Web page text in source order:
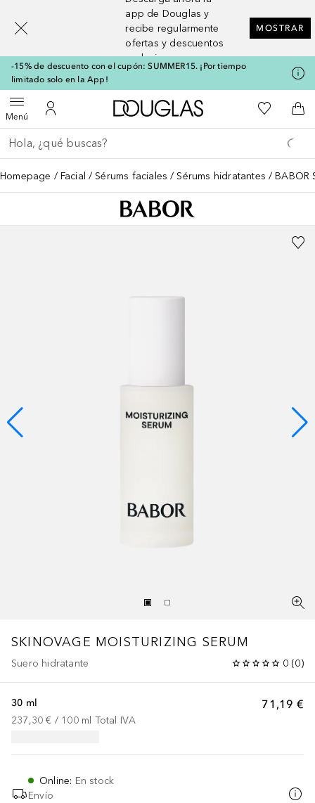
app de Douglas y
recibe regularmente
ofertas y descuentos
exclusivos
MOSTRAR
-15% de descuento con el cupón: SUMMER15. ¡Por tiempo
limitado solo en la App!
MenúAbrir menúMi cuenta
A Douglas HomeMi lista de
A
Regresar
Ejecutar búsqueda
Homepage Facial Sérums faciales Sérums hidratantes BABOR
SKINOVAGE MOISTURIZING SERUM
Suero hidratante 0 (0)
71,19 €
30 ml
237,30 € / 100 ml Total IVA
Online: En stock
Envío
[navigation.slideout.screenreader]